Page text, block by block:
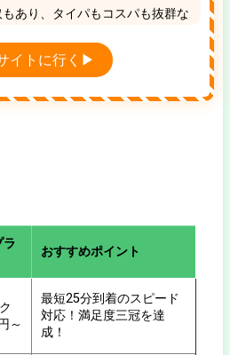
あり、タイパもコスパも抜群な
イトに行く▶
おすすめポイント
～
最短25分到着のスピード
対応！満足度三冠を達
成！